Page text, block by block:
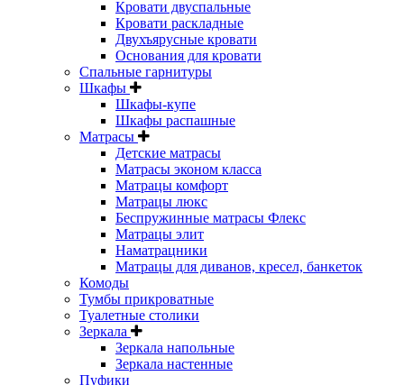
Кровати двуспальные
Кровати раскладные
Двухъярусные кровати
Основания для кровати
Спальные гарнитуры
Шкафы
Шкафы-купе
Шкафы распашные
Матрасы
Детские матрасы
Матрасы эконом класса
Матрацы комфорт
Матрацы люкс
Беспружинные матрасы Флекс
Матрацы элит
Наматрацники
Матрацы для диванов, кресел, банкеток
Комоды
Тумбы прикроватные
Туалетные столики
Зеркала
Зеркала напольные
Зеркала настенные
Пуфики